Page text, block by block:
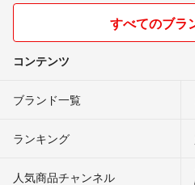
すべてのブラ
コンテンツ
ブランド一覧
ランキング
人気商品チャンネル